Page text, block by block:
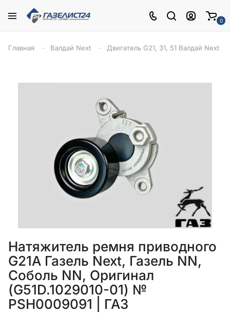
0
Главная Валдай Next Двигатель G21, 31, 51 Валдай Next
Натяжитель ремня приводного
G21A Газель Next, Газель NN,
Соболь NN, Оригинал
(G51D.1029010-01) №
РSН0009091 | ГАЗ